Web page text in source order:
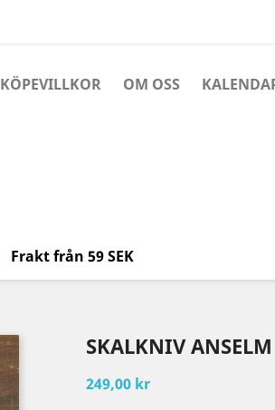
KÖPEVILLKOR OM OSS
Frakt från 59 SEK
SKALKNIV
249,00 kr